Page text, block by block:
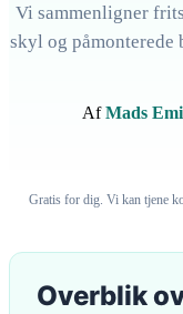
Vi sammenligner
skyl og påmonterede
AfMads
Gratis for dig. Vi kan tjene
Overblik